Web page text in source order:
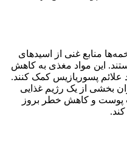
منابع غنی از اسیدهای
این مواد مغذی به کاهش
علائم پسوریازیس کمک کنند.
بخشی از یک رژیم غذایی
پوست و کاهش خطر بروز